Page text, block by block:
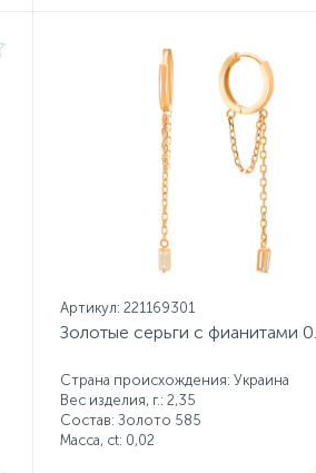
Артикул: 221169301
Золотые серьги с фианитами
Страна происхождения: Украина
Вес изделия, г.: 2,35
Состав: Золото 585
Масса, ct: 0,02